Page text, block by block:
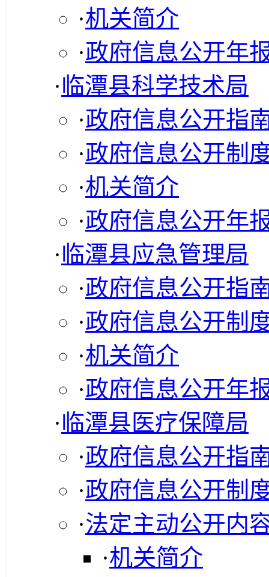
·机关简介
·政府信息公开年
·临潭县科学技术局
·政府信息公开指
·政府信息公开制
·机关简介
·政府信息公开年
·临潭县应急管理局
·政府信息公开指
·政府信息公开制
·机关简介
·政府信息公开年
·临潭县医疗保障局
·政府信息公开指
·政府信息公开制
·法定主动公开内
·机关简介